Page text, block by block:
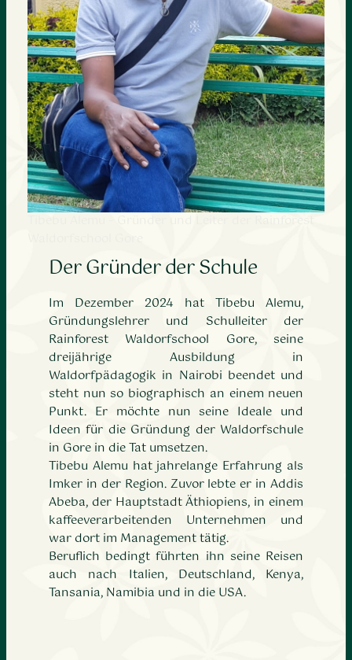
Der Gründer der Schule
Im Dezember 2024 hat Tibebu Alemu,
Gründungslehrer und Schulleiter der
Rainforest Waldorfschool Gore, seine
dreijährige Ausbildung in
Waldorfpädagogik in Nairobi beendet und
steht nun so biographisch an einem neuen
Punkt. Er möchte nun seine Ideale und
Ideen für die Gründung der Waldorfschule
in Gore in die Tat umsetzen.
Tibebu Alemu hat jahrelange Erfahrung als
Imker in der Region. Zuvor lebte er in Addis
Abeba, der Hauptstadt Äthiopiens, in einem
kaffeeverarbeitenden Unternehmen und
war dort im Management tätig.
Beruflich bedingt führten ihn seine Reisen
auch nach Italien, Deutschland, Kenya,
Tansania, Namibia und in die USA.